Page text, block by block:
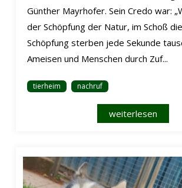
Günther Mayrhofer. Sein Credo war:
der Schöpfung der Natur, im Schoß
Schöpfung sterben jede Sekunde
Ameisen und Menschen durch Zuf...
tierheim nachruf
weiterlesen